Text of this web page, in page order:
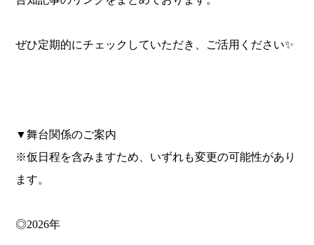
ぜひ定期的にチェックしていただき、ご活用ください✨
▼舞台関係のご案内
※仮日程を含みますため、いずれも変更の可能性があり
ます。
◎2026年